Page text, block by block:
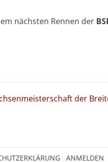
nächsten Rennen der
der
ANMELDEN